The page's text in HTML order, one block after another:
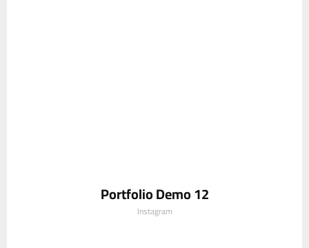
Portfolio Demo 12
Instagram